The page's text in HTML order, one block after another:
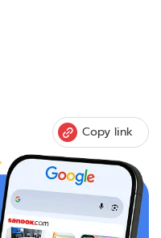
Copy link